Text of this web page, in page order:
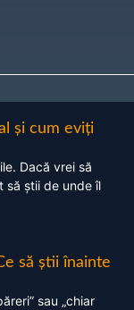
și cum eviți
Dacă vrei să
să știi de unde îl
să știi înainte
sau „chiar